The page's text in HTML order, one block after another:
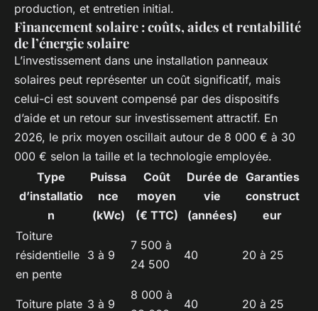
production, et entretien initial.
Financement solaire : coûts, aides et rentabilité
de l’énergie solaire
L’investissement dans une installation panneaux
solaires peut représenter un coût significatif, mais
celui-ci est souvent compensé par des dispositifs
d’aide et un retour sur investissement attractif. En
2026, le prix moyen oscillait autour de 8 000 € à 30
000 € selon la taille et la technologie employée.
Type
d’installatio
n
Puissa
nce
(kWc)
Coût
moyen
(€ TTC)
Durée de
vie
(années)
Garanties
construct
eur
Toiture
résidentielle
en pente
3 à 9
7 500 à
24 500
40 20 à 25
Toiture plate 3 à 9
8 000 à
40 20 à 25